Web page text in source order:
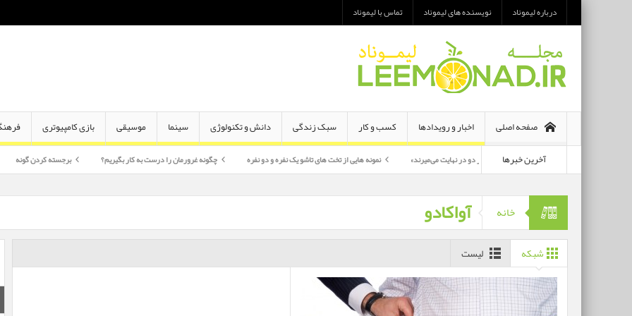
درباره لیموناد نویسنده های لیموناد تماس با لیموناد
صفحه اصلی اخبار و رویدادها کسب و کار سبک زندگی دانش و تکنولوژی سینما موسیقی بازی کامپیوتری
آخرین خبرها
معرفی رمان «هر دو در نهایت می‌میرند» نمونه هایی از تخت های تاشو یک نفره و دو نفره چگونه غرورمان را درست به کار بگیریم؟ برجسته کردن گونه اختلاف
خانه آواکادو
شبکه لیست